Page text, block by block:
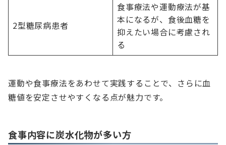
2型糖尿病患者
食事療法や運動療法が基
本になるが、食後血糖を
抑えたい場合に考慮され
る
運動や食事療法をあわせて実践することで、さらに血
糖値を安定させやすくなる点が魅力です。
食事内容に炭水化物が多い方